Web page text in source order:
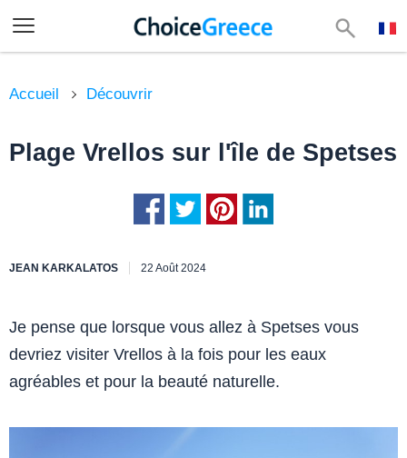
Accueil Découvrir
Plage Vrellos sur l'île de Spetses
JEAN KARKALATOS 22 Août 2024
Je pense que lorsque vous allez à Spetses vous
devriez visiter Vrellos à la fois pour les eaux
agréables et pour la beauté naturelle.